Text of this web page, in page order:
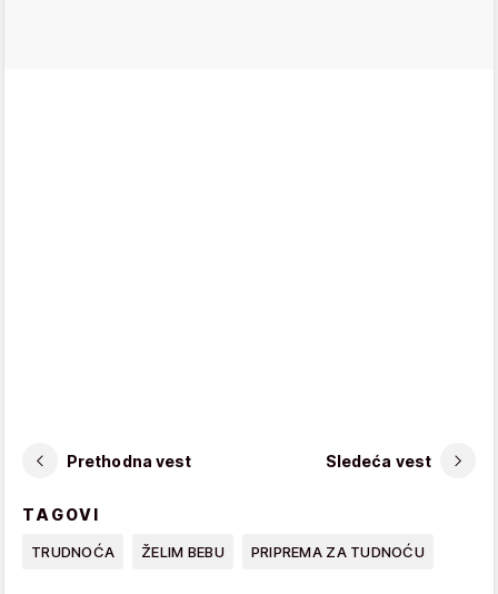
Prethodna vest Sledeća vest
TAGOVI
TRUDNOĆA ŽELIM BEBU PRIPREMA ZA TUDNOĆU